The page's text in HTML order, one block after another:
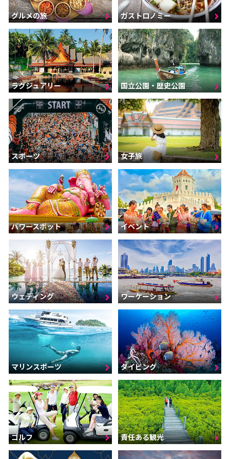
グルメの旅 ガストロノミー
ラグジュアリー 国立公園・歴史公園
スポーツ 女子旅
パワースポット イベント
ウェディング ワーケーション
マリンスポーツ ダイビング
ゴルフ 責任ある観光